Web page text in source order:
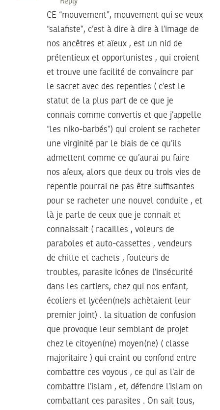
CE “mouvement”, mouvement qui se veux
“salafiste”, c’est à dire à dire à l’image de
nos ancêtres et aïeux , est un nid de
prétentieux et opportunistes , qui croient
et trouve une facilité de convaincre par
le sacret avec des repenties ( c’est le
statut de la plus part de ce que je
connais comme convertis et que j’appelle
“les niko-barbés”) qui croient se racheter
une virginité par le biais de ce qu’ils
admettent comme ce qu’aurai pu faire
nos aïeux, alors que deux ou trois vies de
repentie pourrai ne pas être suffisantes
pour se racheter une nouvel conduite , et
là je parle de ceux que je connait et
connaissait ( racailles , voleurs de
paraboles et auto-cassettes , vendeurs
de chitte et cachets , fouteurs de
troubles, parasite icônes de l’insécurité
dans les cartiers, chez qui nos enfant,
écoliers et lycéen(ne)s achètaient leur
premier joint) . la situation de confusion
que provoque leur semblant de projet
chez le citoyen(ne) moyen(ne) ( classe
majoritaire ) qui craint ou confond entre
combattre ces voyous , ce qui as l’air de
combattre l’islam , et, défendre l’islam on
combattant ces parasites . On sait tous,